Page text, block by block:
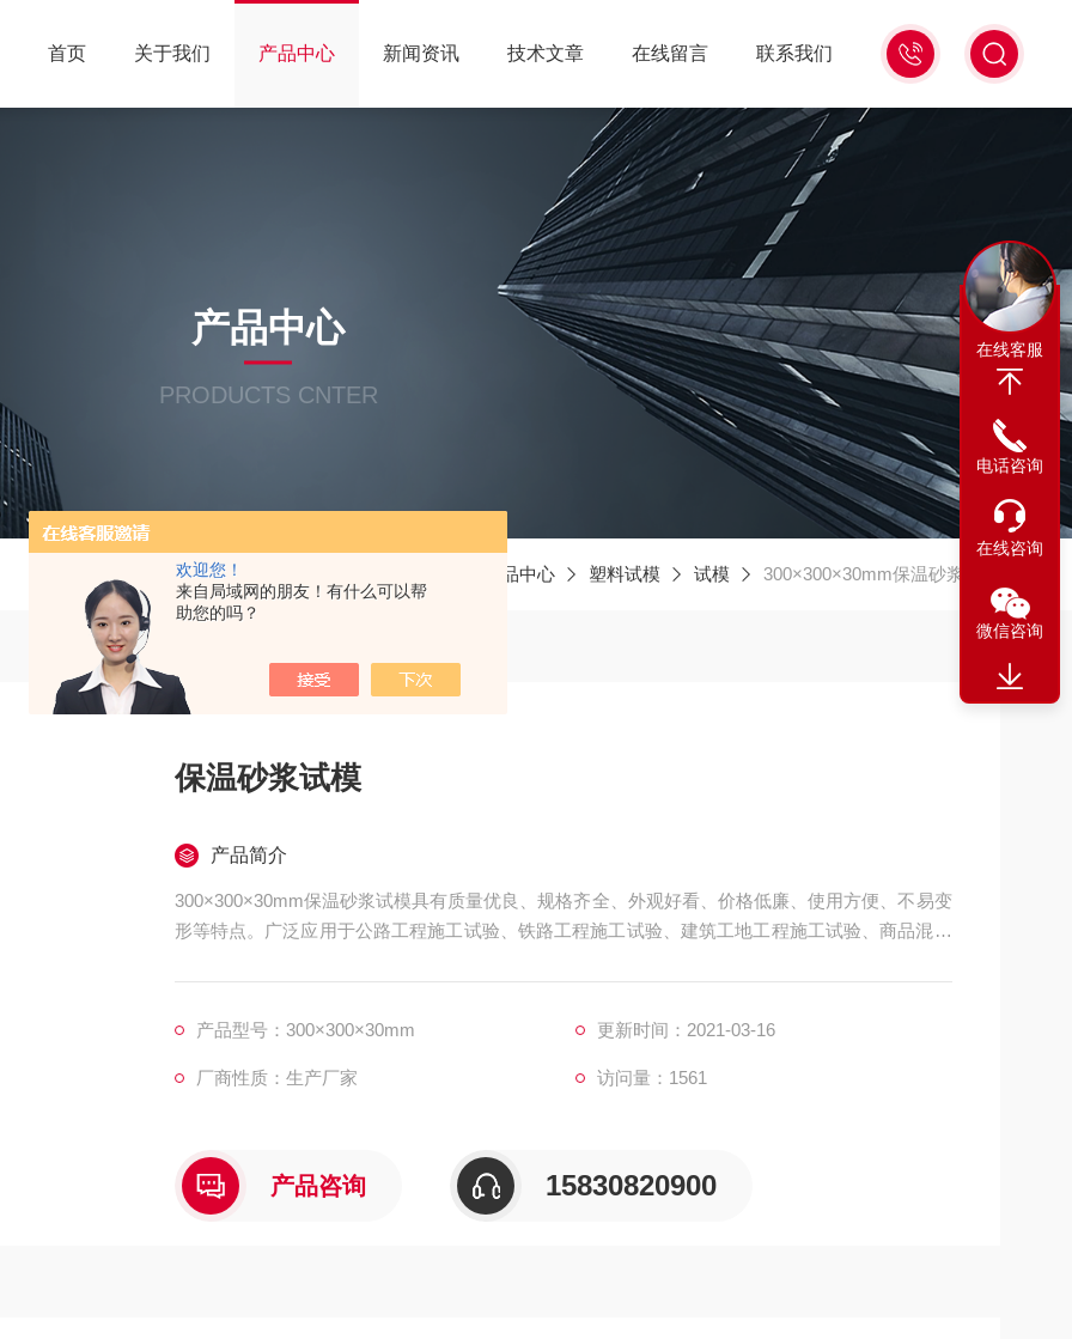
欢迎您！
来自局域网的朋友！有什么可以帮
助您的吗？
0317-
8122880
首页 关于我们 产品中心 新闻资讯 技术文章 在线留言 联系我们
产品中心
PRODUCTS CNTER
产品中心 塑料试模 试模 300×300×30mm保温砂浆试模
保温砂浆试模
产品简介
300×300×30mm保温砂浆试模具有质量优良、规格齐全、外观好看、价格低廉、使用方便、不易变
形等特点。广泛应用于公路工程施工试验、铁路工程施工试验、建筑工地工程施工试验、商品混凝
产品型号：300×300×30mm
更新时间：2021-03-16
厂商性质：生产厂家 访问量：1561
产品咨询 15830820900
在线客服
电话咨询
在线咨询
微信咨询